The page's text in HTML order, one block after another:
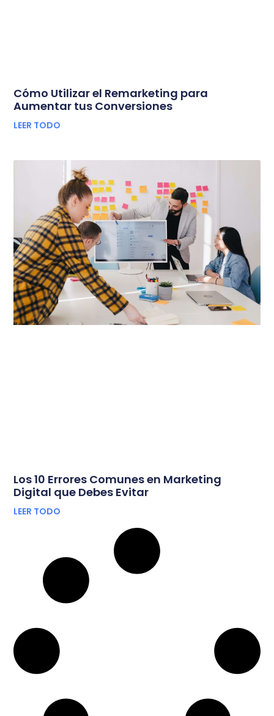
Cómo Utilizar el Remarketing para
Aumentar tus Conversiones
LEER TODO
Los 10 Errores Comunes en Marketing
Digital que Debes Evitar
LEER TODO